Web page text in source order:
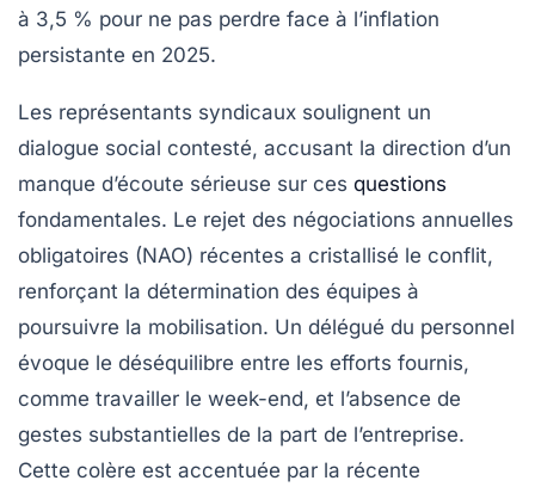
à 3,5 % pour ne pas perdre face à l’inflation
persistante en 2025.
Les représentants syndicaux soulignent un
dialogue social contesté, accusant la direction d’un
manque d’écoute sérieuse sur ces questions
fondamentales. Le rejet des négociations annuelles
obligatoires (NAO) récentes a cristallisé le conflit,
renforçant la détermination des équipes à
poursuivre la mobilisation. Un délégué du personnel
évoque le déséquilibre entre les efforts fournis,
comme travailler le week-end, et l’absence de
gestes substantielles de la part de l’entreprise.
Cette colère est accentuée par la récente